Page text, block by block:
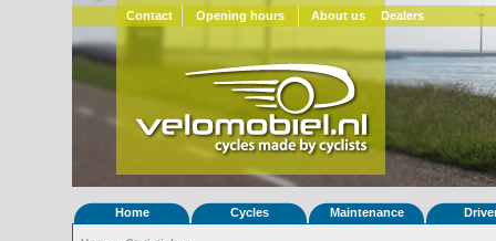
Contact Opening hours About us Dealers
Home Cycles Maintenance